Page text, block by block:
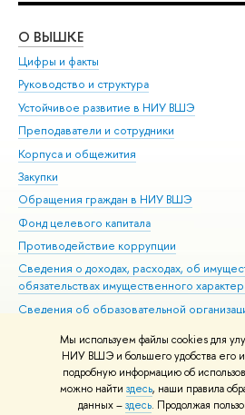
Мы используем файлы cookies для
НИУ ВШЭ и большего удобства его
подробную информацию об
можно найти здесь, наши правила
данных –здесь. Продолжая
О ВЫШКЕ
Цифры и факты
Руководство и структура
Устойчивое развитие в НИУ ВШЭ
Преподаватели и сотрудники
Корпуса и общежития
Закупки
Обращения граждан в НИУ ВШЭ
Фонд целевого капитала
Противодействие коррупции
Сведения о доходах, расходах, об
обязательствах имущественного
Сведения об образовательной
Людям с ограниченными возможностями
Единая платежная страница
Работа в Вышке